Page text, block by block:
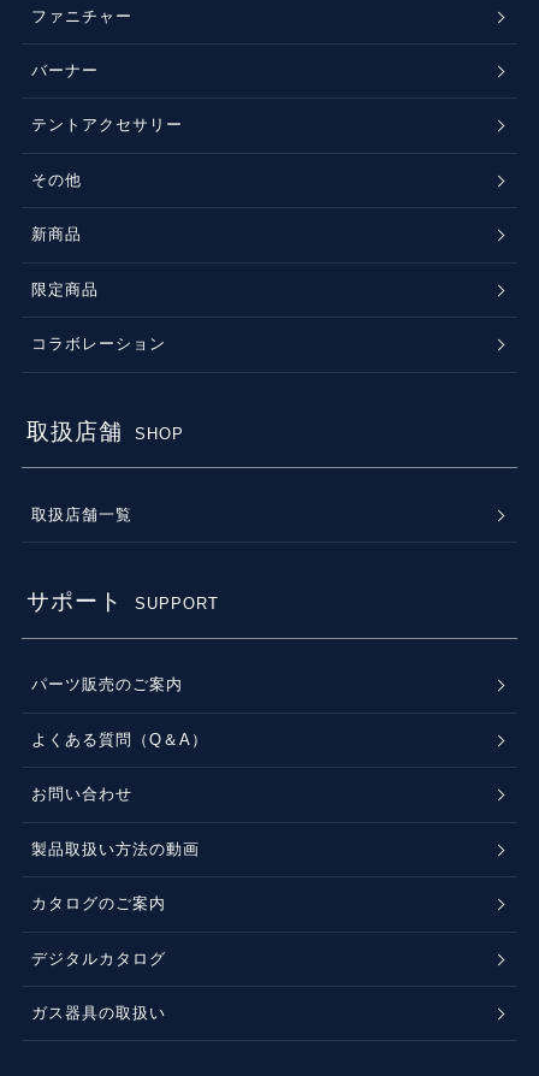
ファニチャー
バーナー
テントアクセサリー
その他
新商品
限定商品
コラボレーション
取扱店舗 SHOP
取扱店舗一覧
サポート SUPPORT
パーツ販売のご案内
よくある質問（Q＆A）
お問い合わせ
製品取扱い方法の動画
カタログのご案内
デジタルカタログ
ガス器具の取扱い